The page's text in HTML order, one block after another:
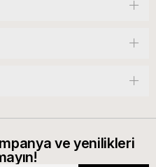
ve yenilikleri